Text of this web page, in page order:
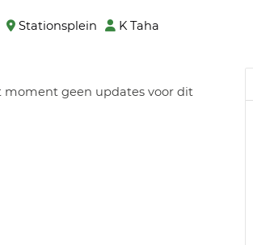
Stationsplein K Taha
moment geen updates voor dit